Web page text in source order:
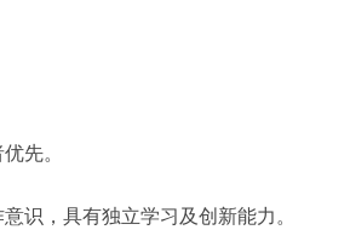
先。
识，具有独立学习及创新能力。